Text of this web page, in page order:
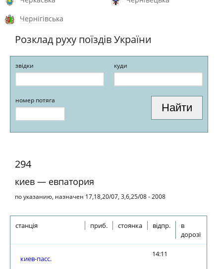
Чернігівська
Розклад руху поїздів України
звідки куди
номер потяга
294
киев — евпатория
по указанию, назначен 17,18,20/07, 3,6,25/08 - 2008
станція приб. стоянка відпр.
в
дорозі
киев-пасс.
14:11